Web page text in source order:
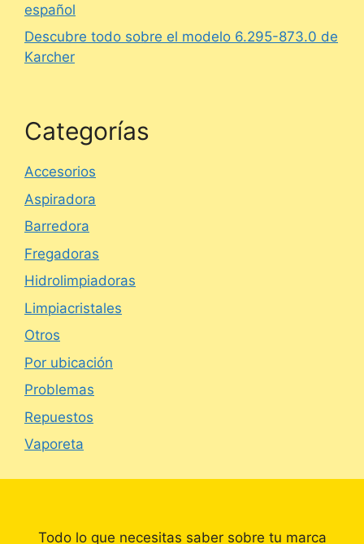
español
Descubre todo sobre el modelo 6.295-873.0 de
Karcher
Categorías
Accesorios
Aspiradora
Barredora
Fregadoras
Hidrolimpiadoras
Limpiacristales
Otros
Por ubicación
Problemas
Repuestos
Vaporeta
Todo lo que necesitas saber sobre tu marca